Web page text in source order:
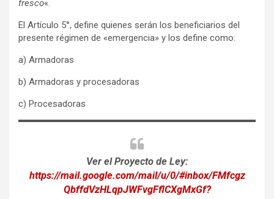
fresco«.
El Artículo 5°, define quienes serán los beneficiarios del
presente régimen de «emergencia» y los define como:
a) Armadoras
b) Armadoras y procesadoras
c) Procesadoras
Ver el Proyecto de Ley:
https://mail.google.com/mail/u/0/#inbox/FMfcgz
QbffdVzHLqpJWFvgFflCXgMxGf?